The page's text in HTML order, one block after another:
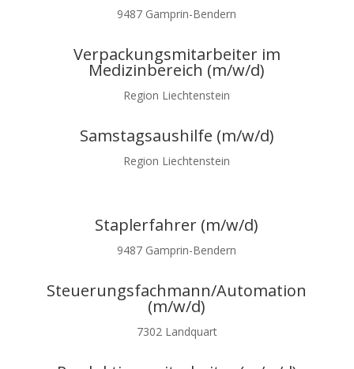
9487 Gamprin-Bendern
Verpackungsmitarbeiter im
Medizinbereich (m/w/d)
Region Liechtenstein
Samstagsaushilfe (m/w/d)
Region Liechtenstein
Staplerfahrer (m/w/d)
9487 Gamprin-Bendern
Steuerungsfachmann/Automation
(m/w/d)
7302 Landquart